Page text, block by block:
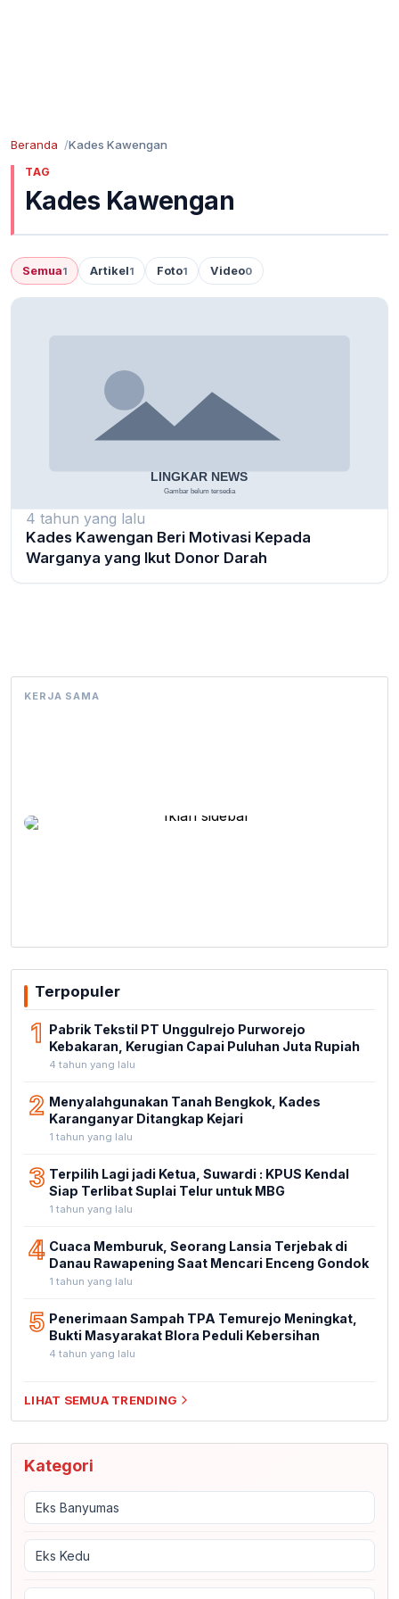
Beranda Kades Kawengan
TAG
Kades Kawengan
Semua1 Artikel1 Foto1 Video0
4 tahun yang lalu
Kades Kawengan Beri Motivasi Kepada
Warganya yang Ikut Donor Darah
KERJA SAMA
Terpopuler
1 Pabrik Tekstil PT Unggulrejo Purworejo
Kebakaran, Kerugian Capai Puluhan Juta Rupiah
4 tahun yang lalu
2 Menyalahgunakan Tanah Bengkok, Kades
Karanganyar Ditangkap Kejari
1 tahun yang lalu
3 Terpilih Lagi jadi Ketua, Suwardi : KPUS Kendal
Siap Terlibat Suplai Telur untuk MBG
1 tahun yang lalu
4 Cuaca Memburuk, Seorang Lansia Terjebak di
Danau Rawapening Saat Mencari Enceng Gondok
1 tahun yang lalu
5 Penerimaan Sampah TPA Temurejo Meningkat,
Bukti Masyarakat Blora Peduli Kebersihan
4 tahun yang lalu
LIHAT SEMUA TRENDING
Kategori
Eks Banyumas
Eks Kedu